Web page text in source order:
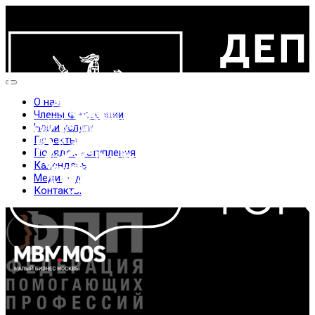
О нас
Члены Федерации
Наши услуги
Проекты
Порядок вступления
Календарь
Медиажурнал
Контакты